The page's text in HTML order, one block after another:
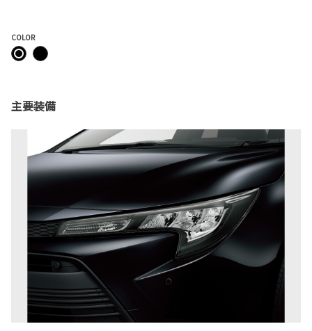
COLOR
主要装備